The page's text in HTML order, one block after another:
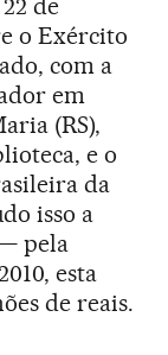
de
o Exército
com a
em
(RS),
e o
da
isso a
pela
esta
de reais.